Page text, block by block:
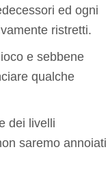
ed ogni
ristretti.
e sebbene
qualche
dei livelli
saremo annoiati